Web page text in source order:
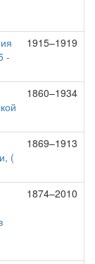
-
1915–1919
1860–1934
(
1869–1913
1874–2010